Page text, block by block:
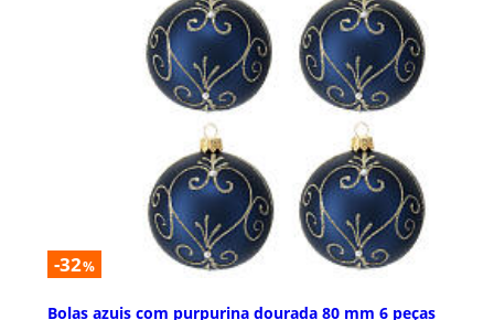
-32%
Bolas azuis com purpurina dourada 80 mm 6 peças